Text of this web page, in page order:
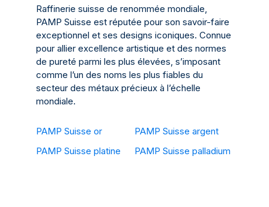
Raffinerie suisse de renommée mondiale,
PAMP Suisse est réputée pour son savoir-faire
exceptionnel et ses designs iconiques. Connue
pour allier excellence artistique et des normes
de pureté parmi les plus élevées, s’imposant
comme l’un des noms les plus fiables du
secteur des métaux précieux à l’échelle
mondiale.
PAMP Suisse or
PAMP Suisse argent
PAMP Suisse platine
PAMP Suisse palladium